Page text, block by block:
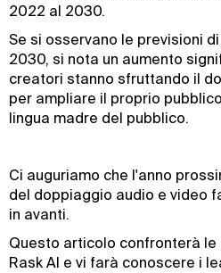
2022 al 2030.
Se si osservano le previsioni
2030, si nota un aumento
creatori stanno sfruttando il
per ampliare il proprio
lingua madre del pubblico.
Ci auguriamo che l'anno
del doppiaggio audio e video
in avanti.
Questo articolo confronterà
Rask AI e vi farà conoscere i